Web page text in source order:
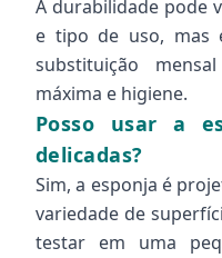
A durabilidade pode
e tipo de uso, mas
substituição
máxima e higiene.
Posso usar a
delicadas?
Sim, a esponja é
variedade de
testar em uma